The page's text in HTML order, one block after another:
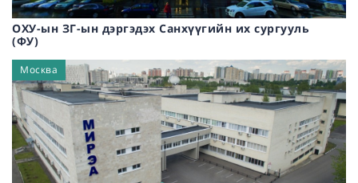
ОХУ-ын ЗГ-ын дэргэдэх Санхүүгийн их сургууль
(ФУ)
Москва